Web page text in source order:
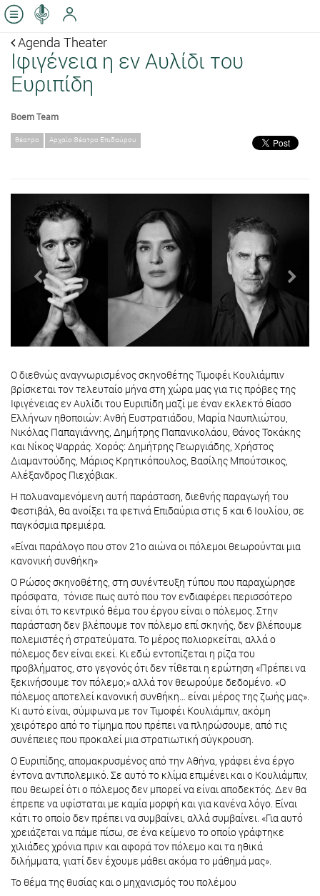
Agenda Theater
Ιφιγένεια η εν Αυλίδι του
Ευριπίδη
Boem Team
θέατρο Αρχαίο Θέατρο Επιδαύρου
Previous
Ο διεθνώς αναγνωρισμένος σκηνοθέτης Τιμοφέι Κουλιάμπιν
βρίσκεται τον τελευταίο μήνα στη χώρα μας για τις πρόβες της
Ιφιγένειας εν Αυλίδι του Ευριπίδη μαζί με έναν εκλεκτό θίασο
Ελλήνων ηθοποιών: Ανθή Ευστρατιάδου, Μαρία Ναυπλιώτου,
Νικόλας Παπαγιάννης, Δημήτρης Παπανικολάου, Θάνος Τοκάκης
και Νίκος Ψαρράς. Χορός: Δημήτρης Γεωργιάδης, Χρήστος
Διαμαντούδης, Μάριος Κρητικόπουλος, Βασίλης Μπούτσικος,
Αλέξανδρος Πιεχόβιακ.
Η πολυαναμενόμενη αυτή παράσταση, διεθνής παραγωγή του
Φεστιβάλ, θα ανοίξει τα φετινά Επιδαύρια στις 5 και 6 Ιουλίου, σε
παγκόσμια πρεμιέρα.
«Είναι παράλογο που στον 21ο αιώνα οι πόλεμοι θεωρούνται μια
κανονική συνθήκη»
Ο Ρώσος σκηνοθέτης, στη συνέντευξη τύπου που παραχώρησε
πρόσφατα, τόνισε πως αυτό που τον ενδιαφέρει περισσότερο
είναι ότι το κεντρικό θέμα του έργου είναι ο πόλεμος. Στην
παράσταση δεν βλέπουμε τον πόλεμο επί σκηνής, δεν βλέπουμε
πολεμιστές ή στρατεύματα. Το μέρος πολιορκείται, αλλά ο
πόλεμος δεν είναι εκεί. Κι εδώ εντοπίζεται η ρίζα του
προβλήματος, στο γεγονός ότι δεν τίθεται η ερώτηση «Πρέπει να
ξεκινήσουμε τον πόλεμο;» αλλά τον θεωρούμε δεδομένο. «Ο
πόλεμος αποτελεί κανονική συνθήκη… είναι μέρος της ζωής μας».
Κι αυτό είναι, σύμφωνα με τον Τιμοφέι Κουλιάμπιν, ακόμη
χειρότερο από το τίμημα που πρέπει να πληρώσουμε, από τις
συνέπειες που προκαλεί μια στρατιωτική σύγκρουση.
Ο Ευριπίδης, απομακρυσμένος από την Αθήνα, γράφει ένα έργο
έντονα αντιπολεμικό. Σε αυτό το κλίμα επιμένει και ο Κουλιάμπιν,
που θεωρεί ότι ο πόλεμος δεν μπορεί να είναι αποδεκτός. Δεν θα
έπρεπε να υφίσταται με καμία μορφή και για κανένα λόγο. Είναι
κάτι το οποίο δεν πρέπει να συμβαίνει, αλλά συμβαίνει. «Για αυτό
χρειάζεται να πάμε πίσω, σε ένα κείμενο το οποίο γράφτηκε
χιλιάδες χρόνια πριν και αφορά τον πόλεμο και τα ηθικά
διλήμματα, γιατί δεν έχουμε μάθει ακόμα το μάθημά μας».
Το θέμα της θυσίας και ο μηχανισμός του πολέμου